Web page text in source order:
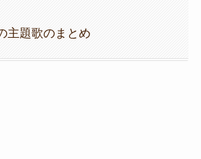
主題歌のまとめ